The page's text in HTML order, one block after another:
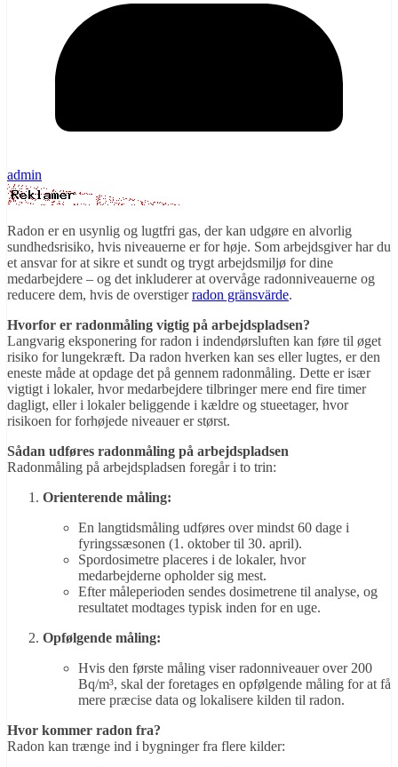
admin
Radon er en usynlig og lugtfri gas, der kan udgøre en alvorlig
sundhedsrisiko, hvis niveauerne er for høje. Som arbejdsgiver har du
et ansvar for at sikre et sundt og trygt arbejdsmiljø for dine
medarbejdere – og det inkluderer at overvåge radonniveauerne og
reducere dem, hvis de overstigerradon gränsvärde.
Hvorfor er radonmåling vigtig på arbejdspladsen?
Langvarig eksponering for radon i indendørsluften kan føre til øget
risiko for lungekræft. Da radon hverken kan ses eller lugtes, er den
eneste måde at opdage det på gennem radonmåling. Dette er især
vigtigt i lokaler, hvor medarbejdere tilbringer mere end fire timer
dagligt, eller i lokaler beliggende i kældre og stueetager, hvor
risikoen for forhøjede niveauer er størst.
Sådan udføres radonmåling på arbejdspladsen
Radonmåling på arbejdspladsen foregår i to trin:
Orienterende måling:
En langtidsmåling udføres over mindst 60 dage i
fyringssæsonen (1. oktober til 30. april).
Spordosimetre placeres i de lokaler, hvor
medarbejderne opholder sig mest.
Efter måleperioden sendes dosimetrene til analyse, og
resultatet modtages typisk inden for en uge.
Opfølgende måling:
Hvis den første måling viser radonniveauer over 200
Bq/m³, skal der foretages en opfølgende måling for at få
mere præcise data og lokalisere kilden til radon.
Hvor kommer radon fra?
Radon kan trænge ind i bygninger fra flere kilder: